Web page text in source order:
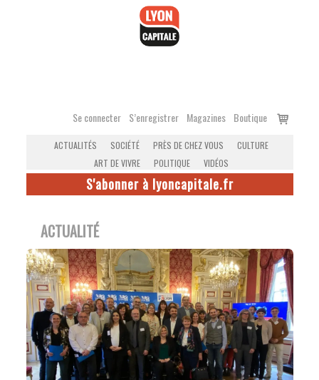
Se connecter S’enregistrer Magazines Boutique
Voir
ACTUALITÉS SOCIÉTÉ PRÈS DE CHEZ VOUS
CULTURE
ART DE VIVRE
POLITIQUE VIDÉOS
S'abonner à lyoncapitale.fr
ACTUALITÉ